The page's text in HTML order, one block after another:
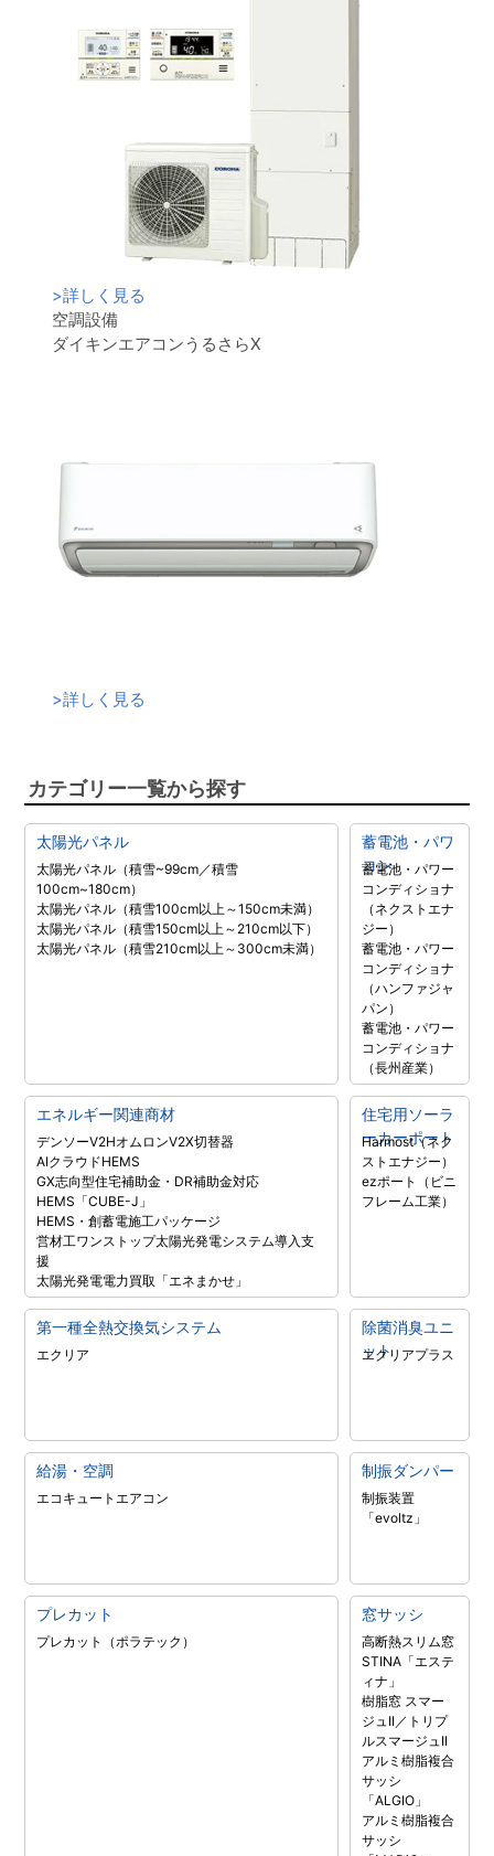
>詳しく見る
空調設備
ダイキンエアコンうるさらX
>詳しく見る
カテゴリー一覧から探す
太陽光パネル
太陽光パネル（積雪~99cm／積雪
100cm~180cm）
太陽光パネル（積雪100cm以上～150cm未満）
太陽光パネル（積雪150cm以上～210cm以下）
太陽光パネル（積雪210cm以上～300cm未満）
蓄電池・パワ
コン
蓄電池・パワー
コンディショナ
（ネクストエナ
ジー）
蓄電池・パワー
コンディショナ
（ハンファジャ
パン）
蓄電池・パワー
コンディショナ
（長州産業）
エネルギー関連商材
デンソーV2HオムロンV2X切替器
AIクラウドHEMS
GX志向型住宅補助金・DR補助金対応
HEMS「CUBE-J」
HEMS・創蓄電施工パッケージ
営材工ワンストップ太陽光発電システム導入支
援
太陽光発電電力買取「エネまかせ」
住宅用ソーラ
ーカーポート
Harmost（ネク
ストエナジー）
ezポート（ビニ
フレーム工業）
第一種全熱交換気システム
エクリア
除菌消臭ユニ
ット
エクリアプラス
給湯・空調
エコキュート エアコン
制振ダンパー
制振装置
「evoltz」
プレカット
プレカット（ポラテック）
窓サッシ
高断熱スリム窓
STINA「エステ
ィナ」
樹脂窓 スマー
ジュII／トリプ
ルスマージュII
アルミ樹脂複合
サッシ
「ALGIO」
アルミ樹脂複合
サッシ